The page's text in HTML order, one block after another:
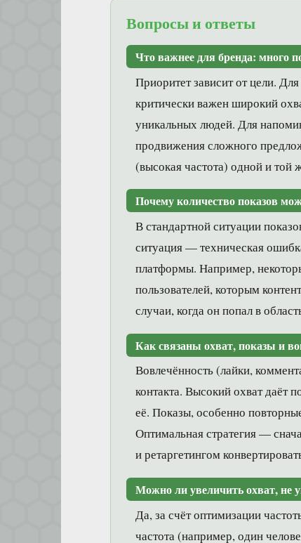
Вопросы и ответы
Что важнее для бренда: много
Приоритет зависит от цели.
критически важен широкий
уникальных людей. Для
продвижения сложного
(высокая частота) одной и той
Почему количество показов
В стандартной ситуации
ситуация — техническая
платформы. Например,
пользователей, которым
случаи, когда он попал в
Как связаны охват, показы и
Вовлечённость (лайки,
контакта. Высокий охват даёт
её. Показы, особенно
Оптимальная стратегия —
и ретаргетингом
Можно ли увеличить охват, не
Да, за счёт оптимизации
частота (например, один